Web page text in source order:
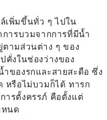
เพิ่มขึ้นทั่ว ๆ ไปใน
ารบวมจากการที่มีน้ำ
ามส่วนต่าง ๆ ของ
คั่งในช่องว่างของ
ของรกและสายสะดือ ซึ่ง
หรือไม่บวมก็ได้ ทารก
ารตั้งครรภ์ คือตั้งแต่
หนด